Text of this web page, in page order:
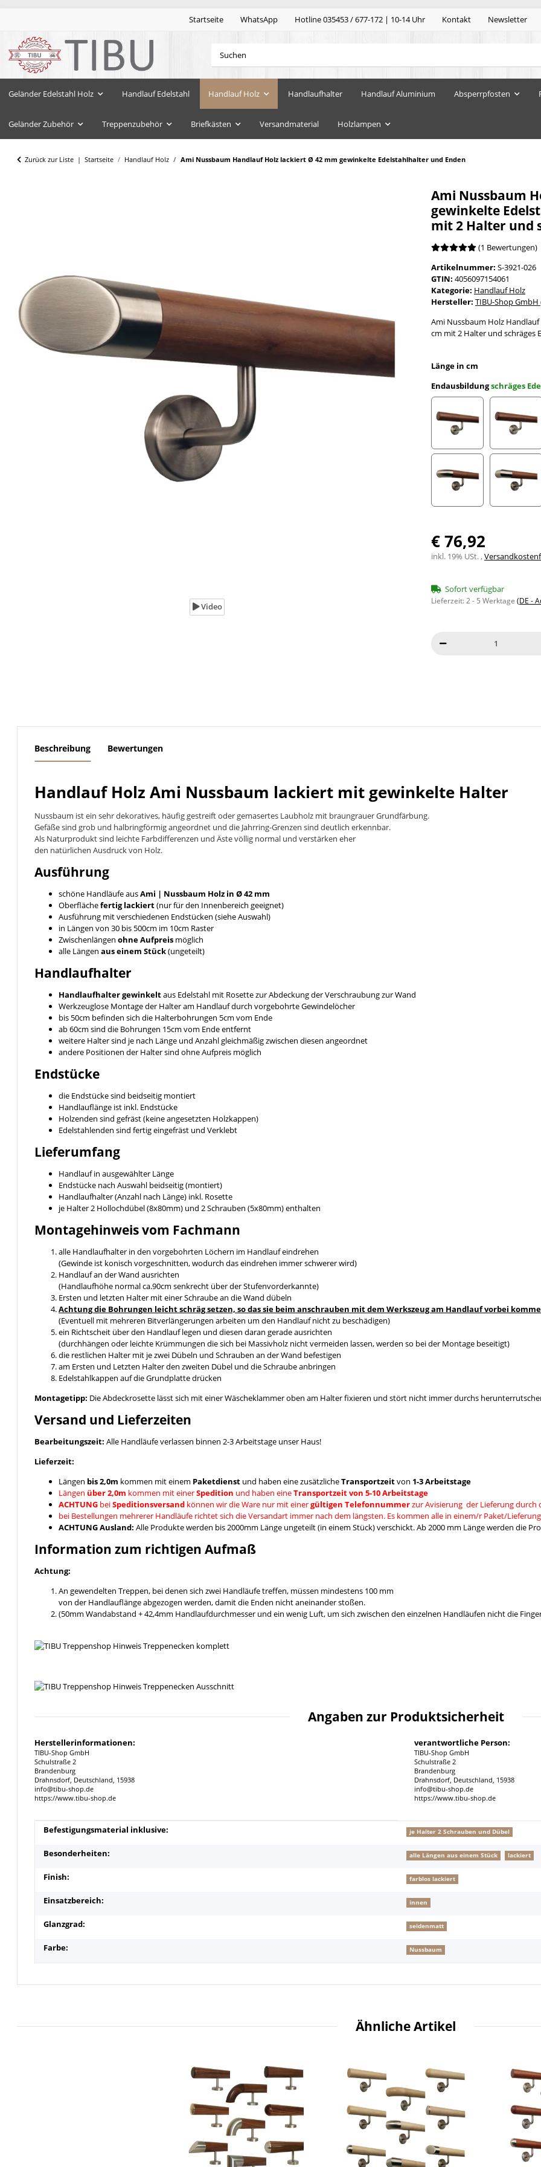
Startseite WhatsApp Hotline 035453 / 677-172 | 10-14 Uhr Kontakt Newsletter
Geländer Edelstahl Holz Handlauf Edelstahl Handlauf Holz Handlaufhalter Handlauf Aluminium Absperrpfosten
Geländer Zubehör Treppenzubehör Briefkästen Versandmaterial Holzlampen
Zurück zur Liste Startseite Handlauf Holz Ami Nussbaum Handlauf Holz lackiert Ø 42 mm gewinkelte Edelstahlhalter und Enden
Video
Ami Nussbaum
gewinkelte
mit 2 Halter und
(1 Bewertungen)
Artikelnummer: S-3921-026
GTIN: 4056097154061
Kategorie: Handlauf Holz
Hersteller: TIBU-Shop
Ami Nussbaum Holz
cm mit 2 Halter und schräges
Länge in cm
Endausbildungschräges
gefast
€ 76,92
inkl. 19% USt. ,
Sofort verfügbar
Lieferzeit:2 - 5 Werktage (DE -
Beschreibung Bewertungen
Handlauf Holz Ami Nussbaum lackiert mit gewinkelte Halter
Nussbaum ist ein sehr dekoratives, häufig gestreift oder gemasertes Laubholz mit braungrauer Grundfärbung.
Gefäße sind grob und halbringförmig angeordnet und die Jahrring-Grenzen sind deutlich erkennbar.
Als Naturprodukt sind leichte Farbdifferenzen und Äste völlig normal und verstärken eher
den natürlichen Ausdruck von Holz.
Ausführung
schöne Handläufe ausAmi | Nussbaum Holz in Ø 42 mm
Oberflächefertig lackiert(nur für den Innenbereich geeignet)
Ausführung mit verschiedenen Endstücken (siehe Auswahl)
in Längen von 30 bis 500cm im 10cm Raster
Zwischenlängen ohne Aufpreis möglich
alle Längen aus einem Stück(ungeteilt)
Handlaufhalter
Handlaufhalter gewinkeltaus Edelstahl mit Rosette zur Abdeckung der Verschraubung zur Wand
Werkzeuglose Montage der Halter am Handlauf durch vorgebohrte Gewindelöcher
bis 50cm befinden sich die Halterbohrungen 5cm vom Ende
ab 60cm sind die Bohrungen 15cm vom Ende entfernt
weitere Halter sind je nach Länge und Anzahl gleichmäßig zwischen diesen angeordnet
andere Positionen der Halter sind ohne Aufpreis möglich
Endstücke
die Endstücke sind beidseitig montiert
Handlauflänge ist inkl. Endstücke
Holzenden sind gefräst (keine angesetzten Holzkappen)
Edelstahlenden sind fertig eingefräst und Verklebt
Lieferumfang
Handlauf in ausgewählter Länge
Endstücke nach Auswahl beidseitig (montiert)
Handlaufhalter (Anzahl nach Länge) inkl. Rosette
je Halter 2 Hollochdübel (8x80mm) und 2 Schrauben (5x80mm) enthalten
Montagehinweis vom Fachmann
alle Handlaufhalter in den vorgebohrten Löchern im Handlauf eindrehen
(Gewinde ist konisch vorgeschnitten, wodurch das eindrehen immer schwerer wird)
Handlauf an der Wand ausrichten
(Handlaufhöhe normal ca.90cm senkrecht über der Stufenvorderkannte)
Ersten und letzten Halter mit einer Schraube an die Wand dübeln
Achtung die Bohrungen leicht schräg setzen, so das sie beim anschrauben mit dem Werkszeug am Handlauf vorbei
(Eventuell mit mehreren Bitverlängerungen arbeiten um den Handlauf nicht zu beschädigen)
ein Richtscheit über den Handlauf legen und diesen daran gerade ausrichten
(durchhängen oder leichte Krümmungen die sich bei Massivholz nicht vermeiden lassen, werden so bei der Montage beseitigt)
die restlichen Halter mit je zwei Dübeln und Schrauben an der Wand befestigen
am Ersten und Letzten Halter den zweiten Dübel und die Schraube anbringen
Edelstahlkappen auf die Grundplatte drücken
Montagetipp: Die Abdeckrosette lässt sich mit einer Wäscheklammer oben am Halter fixieren und stört nicht immer durchs
Versand und Lieferzeiten
Bearbeitungszeit: Alle Handläufe verlassen binnen 2-3 Arbeitstage unser Haus!
Lieferzeit:
Längen bis 2,0m kommen mit einem Paketdienst und haben eine zusätzlicheTransportzeitvon 1-3 Arbeitstage
Längen über 2,0m kommen mit einerSpedition und haben eineTransportzeit von 5-10 Arbeitstage
ACHTUNG beiSpeditionsversand können wir die Ware nur mit einergültigen Telefonnummerzur Avisierung der Lieferung durch
bei Bestellungen mehrerer Handläufe richtet sich die Versandart immer nach dem längsten. Es kommen alle in einem/r Paket/
ACHTUNG Ausland: Alle Produkte werden bis 2000mm Länge ungeteilt (in einem Stück) verschickt. Ab 2000 mm Länge werden die
Information zum richtigen Aufmaß
Achtung:
An gewendelten Treppen, bei denen sich zwei Handläufe treffen, müssen mindestens 100 mm
von der Handlauflänge abgezogen werden, damit die Enden nicht aneinander stoßen.
(50mm Wandabstand + 42,4mm Handlaufdurchmesser und ein wenig Luft, um sich zwischen den einzelnen Handläufen nicht die
Angaben zur Produktsicherheit
Herstellerinformationen:
TIBU-Shop GmbH
Schulstraße 2
Brandenburg
Drahnsdorf, Deutschland, 15938
info@tibu-shop.de
https://www.tibu-shop.de
verantwortliche Person:
TIBU-Shop GmbH
Schulstraße 2
Brandenburg
Drahnsdorf, Deutschland, 15938
info@tibu-shop.de
https://www.tibu-shop.de
Produkteigenschaft
Wert
Befestigungsmaterial inklusive: je Halter 2 Schrauben und Dübel
Besonderheiten: alle Längen aus einem Stück lackiert
Finish: farblos lackiert
Einsatzbereich: innen
Glanzgrad: seidenmatt
Farbe: Nussbaum
Ähnliche Artikel